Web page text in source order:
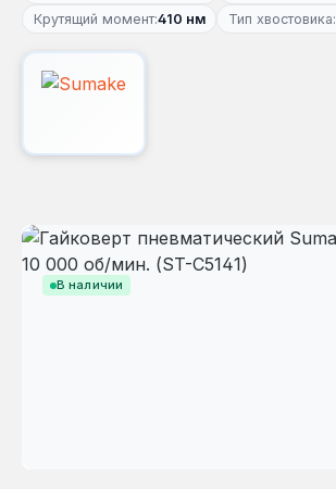
Крутящий момент:410 нм Тип хвостовика:
В наличии
Пропустить галерею изображений